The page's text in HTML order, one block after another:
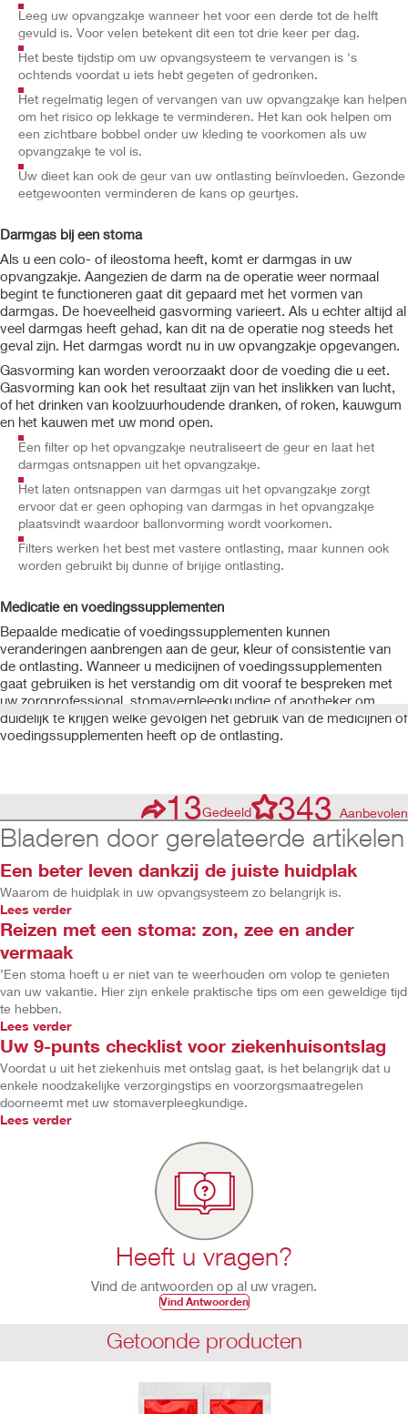
Leeg uw opvangzakje wanneer het voor een derde tot de helft
gevuld is. Voor velen betekent dit een tot drie keer per dag.
Het beste tijdstip om uw opvangsysteem te vervangen is 's
ochtends voordat u iets hebt gegeten of gedronken.
Het regelmatig legen of vervangen van uw opvangzakje kan helpen
om het risico op lekkage te verminderen. Het kan ook helpen om
een zichtbare bobbel onder uw kleding te voorkomen als uw
opvangzakje te vol is.
Uw dieet kan ook de geur van uw ontlasting beïnvloeden. Gezonde
eetgewoonten verminderen de kans op geurtjes.
Darmgas bij een stoma
Als u een colo- of ileostoma heeft, komt er darmgas in uw
opvangzakje. Aangezien de darm na de operatie weer normaal
begint te functioneren gaat dit gepaard met het vormen van
darmgas. De hoeveelheid gasvorming varieert. Als u echter altijd al
veel darmgas heeft gehad, kan dit na de operatie nog steeds het
geval zijn. Het darmgas wordt nu in uw opvangzakje opgevangen.
Gasvorming kan worden veroorzaakt door de voeding die u eet.
Gasvorming kan ook het resultaat zijn van het inslikken van lucht,
of het drinken van koolzuurhoudende dranken, of roken, kauwgum
en het kauwen met uw mond open.
Een filter op het opvangzakje neutraliseert de geur en laat het
darmgas ontsnappen uit het opvangzakje.
Het laten ontsnappen van darmgas uit het opvangzakje zorgt
ervoor dat er geen ophoping van darmgas in het opvangzakje
plaatsvindt waardoor ballonvorming wordt voorkomen.
Filters werken het best met vastere ontlasting, maar kunnen ook
worden gebruikt bij dunne of brijige ontlasting.
Medicatie en voedingssupplementen
Bepaalde medicatie of voedingssupplementen kunnen
veranderingen aanbrengen aan de geur, kleur of consistentie van
de ontlasting. Wanneer u medicijnen of voedingssupplementen
gaat gebruiken is het verstandig om dit vooraf te bespreken met
uw zorgprofessional, stomaverpleegkundige of apotheker om
duidelijk te krijgen welke gevolgen het gebruik van de medicijnen of
voedingssupplementen heeft op de ontlasting.
13Gedeeld 343 Aanbevolen
Bladeren door gerelateerde artikelen
Een beter leven dankzij de juiste huidplak
Waarom de huidplak in uw opvangsysteem zo belangrijk is.
Lees verder
Reizen met een stoma: zon, zee en ander
vermaak
’Een stoma hoeft u er niet van te weerhouden om volop te genieten
van uw vakantie. Hier zijn enkele praktische tips om een geweldige tijd
te hebben.
Lees verder
Uw 9-punts checklist voor ziekenhuisontslag
Voordat u uit het ziekenhuis met ontslag gaat, is het belangrijk dat u
enkele noodzakelijke verzorgingstips en voorzorgsmaatregelen
doorneemt met uw stomaverpleegkundige.
Lees verder
Heeft u vragen?
Vind de antwoorden op al uw vragen.
Vind Antwoorden
Getoonde producten